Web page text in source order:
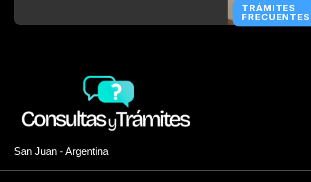
TRÁMITES
FRECUENTES
San Juan - Argentina